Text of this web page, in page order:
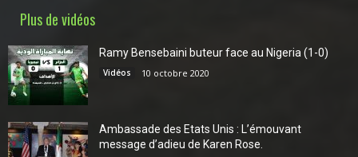
Plus de vidéos
Ramy Bensebaini buteur face au Nigeria (1-0)
Vidéos 10 octobre 2020
Ambassade des Etats Unis : L’émouvant
message d’adieu de Karen Rose.